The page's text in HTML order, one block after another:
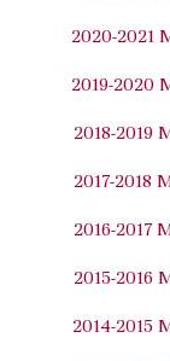
2020-2021
2019-2020
2018-2019
2017-2018
2016-2017
2015-2016
2014-2015